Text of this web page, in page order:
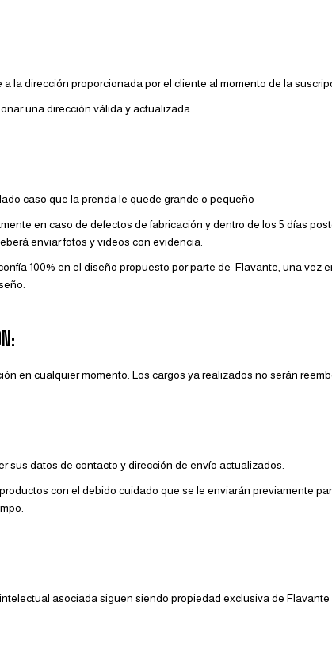
la dirección proporcionada por el cliente al momento de la
una dirección válida y actualizada.
caso que la prenda le quede grande o pequeño
en caso de defectos de fabricación y dentro de los 5 días
enviar fotos y videos con evidencia.
100% en el diseño propuesto por parte de Flavante, una vez
en cualquier momento. Los cargos ya realizados no serán
sus datos de contacto y dirección de envío actualizados.
con el debido cuidado que se le enviarán previamente
asociada siguen siendo propiedad exclusiva de Flavante